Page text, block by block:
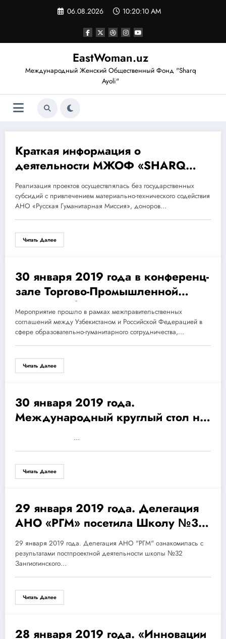
06.08.2026 10:20:10 AM
EastWoman.uz
Международный Женский Общественный Фонд "Sharq
Ayoli"
30.01.2019
Краткая информация о
деятельности МЖОФ «SHARQ
AYOLI» за 2017-2018 годы
Реализация проектов осуществлялась без государственных
субсидий с привлечением материально-технического содействия
АНО «Русская Гуманитарная Миссия», доноров…
Читать Далее
30.01.2019
30 января 2019 года в конференц-
зале Торгово-Промышленной
Палаты Узбекистана прошел
Международный круглый стол на
тему: «Современные тенденции
гуманитарного сотрудничества
общественных и некоммерческих
Мероприятие прошло в рамках межправительственных
соглашений между Узбекистаном и Российской Федерацией в
сфере образовательно-гуманитарного сотрудничества,…
Читать Далее
30.01.2019
30 января 2019 года.
Международный круглый стол на
общественных и некоммерческих
организаций Узбекистана и России:
…
Читать Далее
29.01.2019
29 января 2019 года. Делегация
АНО «РГМ» посетила Школу №32
Зангиотинского района участника
проекта.
29 января 2019 года. Делегация АНО "РГМ" ознакомилась с
результатами постпроектной деятельности школы №32
Зангиотинского…
Читать Далее
28 января 2019 года. «Инновации